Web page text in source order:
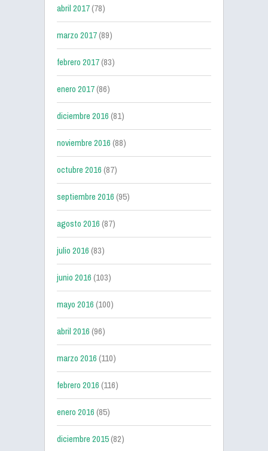
abril 2017(78)
marzo 2017(89)
febrero 2017(83)
enero 2017(86)
diciembre 2016(81)
noviembre 2016(88)
octubre 2016(87)
septiembre 2016(95)
agosto 2016(87)
julio 2016(83)
junio 2016(103)
mayo 2016(100)
abril 2016(96)
marzo 2016(110)
febrero 2016(116)
enero 2016(85)
diciembre 2015(82)